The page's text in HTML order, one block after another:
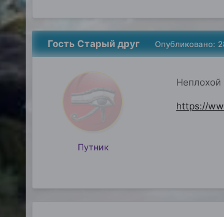
Гость Старый друг
Путник
Опубликовано:
Неплохой
https://